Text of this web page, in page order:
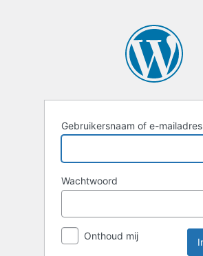
Gebruikersnaam of e-mailadres
Wachtwoord
Onthoud mij